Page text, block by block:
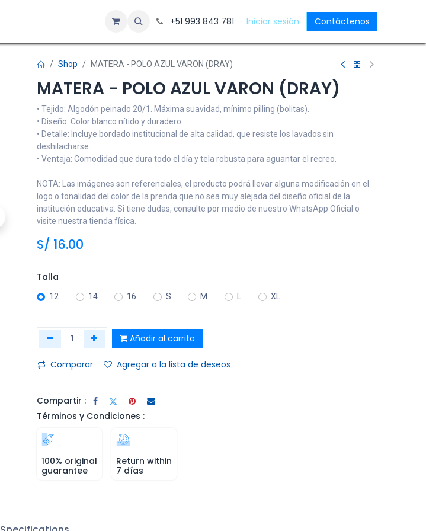
Sobre nosotros Contáctenos
+51 993 843 781 Iniciar sesión Contáctenos
Shop MATERA - POLO AZUL VARON (DRAY)
MATERA - POLO AZUL VARON (DRAY)
• Tejido: Algodón peinado 20/1. Máxima suavidad, mínimo pilling (bolitas).
• Diseño: Color blanco nítido y duradero.
• Detalle: Incluye bordado institucional de alta calidad, que resiste los lavados sin
deshilacharse.
• Ventaja: Comodidad que dura todo el día y tela robusta para aguantar el recreo.
NOTA: Las imágenes son referenciales, el producto podrá llevar alguna modificación en el
logo o tonalidad del color de la prenda que no sea muy alejada del diseño oficial de la
institución educativa. Si tiene dudas, consulte por medio de nuestro WhatsApp Oficial o
visite nuestra tienda física.
S/ 16.00
Talla
12 14 16 S M XL
Añadir al carrito
Comparar Agregar a la lista de deseos
Compartir :
Términos y Condiciones :
100% original
guarantee
Return within
7 días